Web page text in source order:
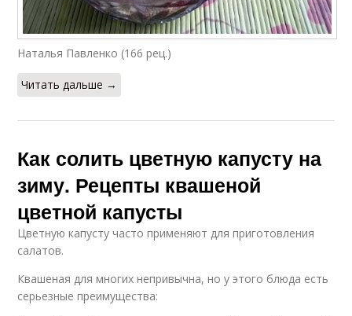
Наталья Павленко (166 рец.)
Читать дальше →
Как солить цветную капусту на
зиму. Рецепты квашеной
цветной капусты
Цветную капусту часто применяют для приготовления
салатов.
Квашеная для многих непривычна, но у этого блюда есть
серьезные преимущества: